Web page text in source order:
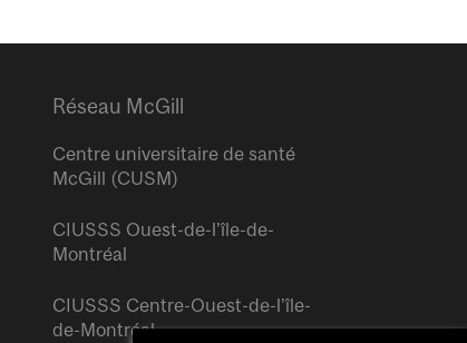
Réseau McGill
Centre universitaire de santé
McGill (CUSM)
CIUSSS Ouest-de-l’île-de-
Montréal
CIUSSS Centre-Ouest-de-l’île-
de-Montréal